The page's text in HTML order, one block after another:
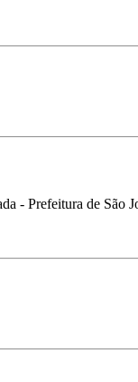
- Prefeitura de São